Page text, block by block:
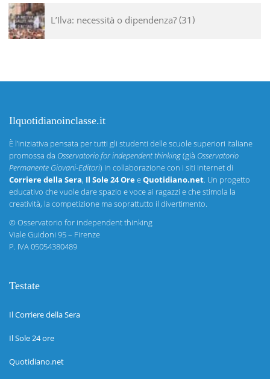
L’Ilva: necessità o dipendenza? 31
Ilquotidianoinclasse.it
È l’iniziativa pensata per tutti gli studenti delle scuole superiori italiane
promossa da Osservatorio for independent thinking(già Osservatorio
Permanente Giovani-Editori) in collaborazione con i siti internet di
Corriere della Sera, Il Sole 24 OreeQuotidiano.net. Un progetto
educativo che vuole dare spazio e voce ai ragazzi e che stimola la
creatività, la competizione ma soprattutto il divertimento.
©Osservatorio for independent thinking
Viale Guidoni 95 – Firenze
P. IVA 05054380489
Testate
Il Corriere della Sera
Il Sole 24 ore
Quotidiano.net